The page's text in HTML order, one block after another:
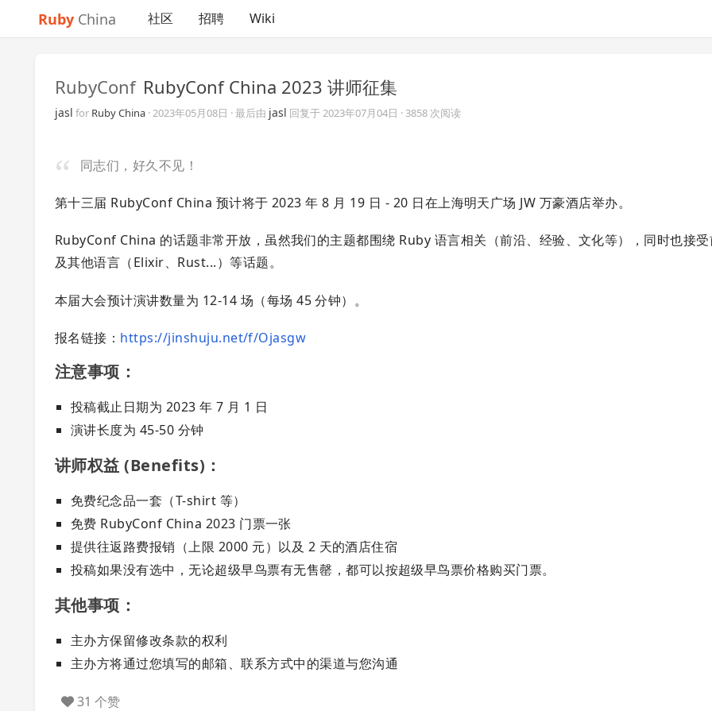
Ruby China 社区 招聘 Wiki
RubyConf RubyConf China 2023 讲师征集
jasl for Ruby China ·2023年05月08日 · 最后由 jasl 回复于2023年07月04日 · 3858 次阅读
同志们，好久不见！
第十三届 RubyConf China 预计将于 2023 年 8 月 19 日 - 20 日在上海明天广场 JW 万豪酒店举办。
RubyConf China 的话题非常开放，虽然我们的主题都围绕 Ruby 语言相关（前沿、经验、文化等），同时也接
及其他语言（Elixir、Rust...）等话题。
本届大会预计演讲数量为 12-14 场（每场 45 分钟）。
报名链接： https://jinshuju.net/f/Ojasgw
注意事项：
投稿截止日期为 2023 年 7 月 1 日
演讲长度为 45-50 分钟
讲师权益 (Benefits)：
免费纪念品一套（T-shirt 等）
免费 RubyConf China 2023 门票一张
提供往返路费报销（上限 2000 元）以及 2 天的酒店住宿
投稿如果没有选中，无论超级早鸟票有无售罄，都可以按超级早鸟票价格购买门票。
其他事项：
主办方保留修改条款的权利
主办方将通过您填写的邮箱、联系方式中的渠道与您沟通
31 个赞